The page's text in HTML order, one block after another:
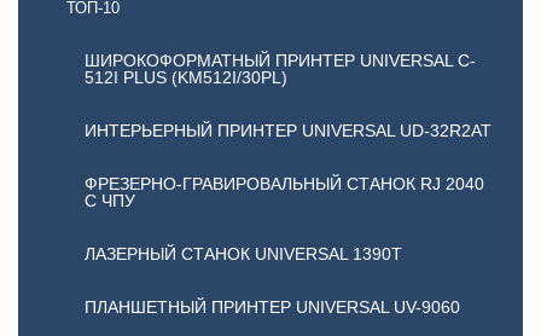
ТОП-10
ШИРОКОФОРМАТНЫЙ ПРИНТЕР UNIVERSAL C-
512I PLUS (KM512I/30PL)
ИНТЕРЬЕРНЫЙ ПРИНТЕР UNIVERSAL UD-32R2AT
ФРЕЗЕРНО-ГРАВИРОВАЛЬНЫЙ СТАНОК RJ 2040
С ЧПУ
ЛАЗЕРНЫЙ СТАНОК UNIVERSAL 1390T
ПЛАНШЕТНЫЙ ПРИНТЕР UNIVERSAL UV-9060